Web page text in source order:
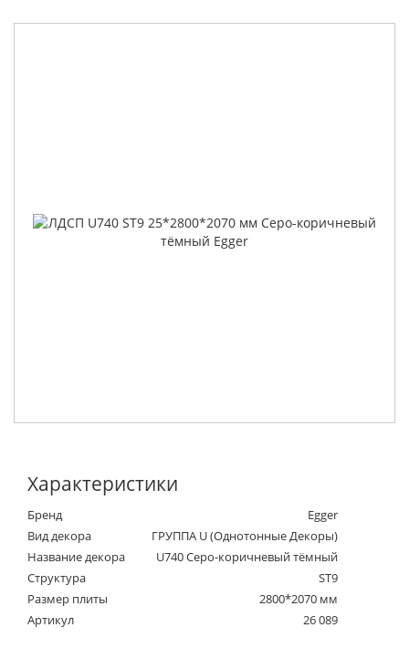
Характеристики
Бренд
Egger
Вид декора
ГРУППА U (Однотонные Декоры)
Название декора
U740 Cеро-коричневый тёмный
Структура
ST9
Размер плиты
2800*2070 мм
Артикул
26 089